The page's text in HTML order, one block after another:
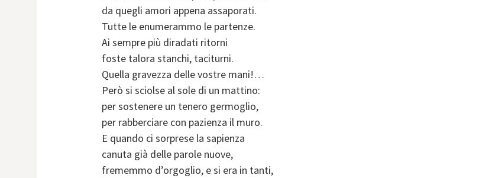
da quegli amori appena assaporati.
Tutte le enumerammo le partenze.
Ai sempre più diradati ritorni
foste talora stanchi, taciturni.
Quella gravezza delle vostre mani!…
Però si sciolse al sole di un mattino:
per sostenere un tenero germoglio,
per rabberciare con pazienza il muro.
E quando ci sorprese la sapienza
canuta già delle parole nuove,
frememmo d’orgoglio, e si era in tanti,